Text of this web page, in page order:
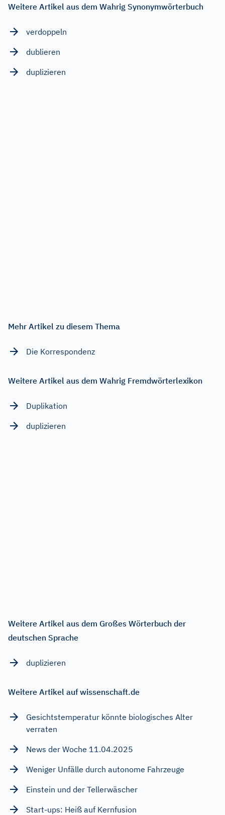
Weitere Artikel aus dem Wahrig Synonymwörterbuch
verdoppeln
dublieren
duplizieren
Mehr Artikel zu diesem Thema
Die Korrespondenz
Weitere Artikel aus dem Wahrig Fremdwörterlexikon
Duplikation
duplizieren
Weitere Artikel aus dem Großes Wörterbuch der
deutschen Sprache
duplizieren
Weitere Artikel auf wissenschaft.de
Gesichtstemperatur könnte biologisches Alter
verraten
News der Woche 11.04.2025
Weniger Unfälle durch autonome Fahrzeuge
Einstein und der Tellerwäscher
Start-ups: Heiß auf Kernfusion